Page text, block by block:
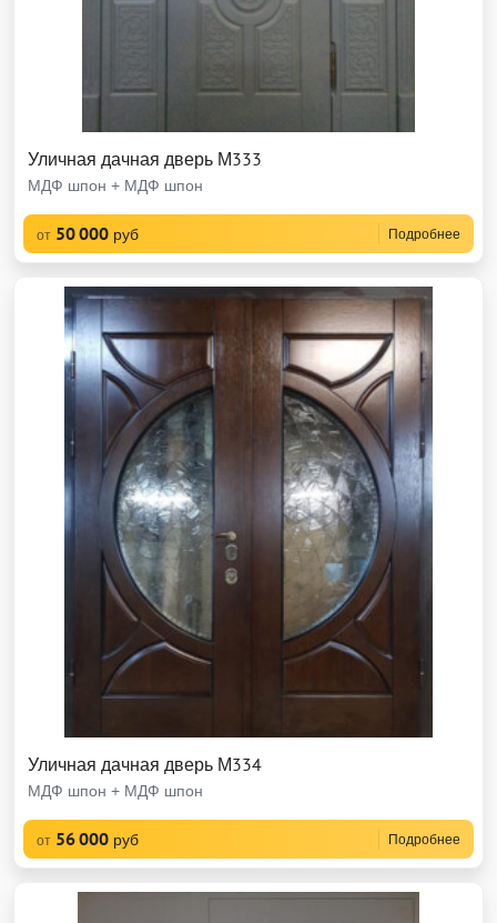
Уличная дачная дверь М333
МДФ шпон + МДФ шпон
от 50 000 руб Подробнее
Уличная дачная дверь М334
МДФ шпон + МДФ шпон
от 56 000 руб Подробнее